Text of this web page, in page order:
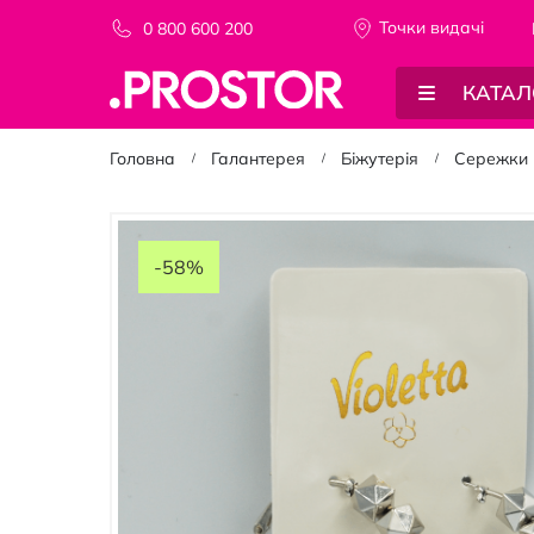
0 800 600 200 Точки видачi
Головна Галантерея Біжутерія Сережки
Перейти
галереї
-58%